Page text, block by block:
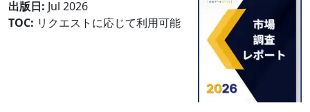
出版日: Jul 2026
TOC: リクエストに応じて利用可能